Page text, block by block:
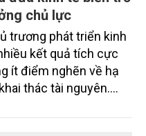
đưa kinh tế biển trở
chủ lực
trương phát triển kinh
kết quả tích cực
ít điểm nghẽn về hạ
thác tài nguyên.